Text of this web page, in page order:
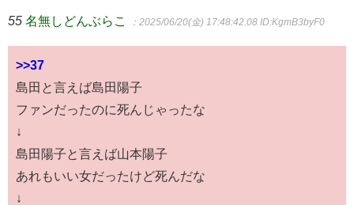
55 名無しどんぶらこ ：2025/06/20(金) 17:48:42.08 ID:KgmB3byF0
>>37
島田と言えば島田陽子
ファンだったのに死んじゃったな
↓
島田陽子と言えば山本陽子
あれもいい女だったけど死んだな
↓